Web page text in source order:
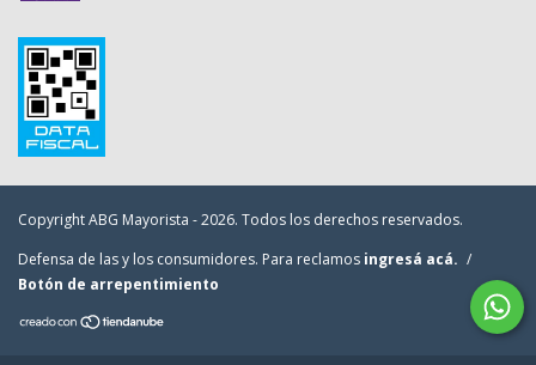
Copyright ABG Mayorista - 2026. Todos los derechos reservados.
Defensa de las y los consumidores. Para reclamos ingresá acá. /
Botón de arrepentimiento